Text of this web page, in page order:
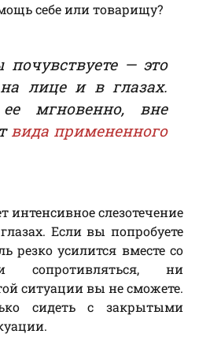
себе или товарищу?
— это
лице и в глазах.
мгновенно, вне
вида примененного
интенсивное слезотечение
Если вы попробуете
резко усилится вместе со
сопротивляться, ни
ситуации вы не сможете.
сидеть с закрытыми